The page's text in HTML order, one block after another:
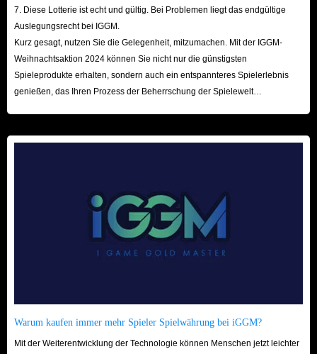
Bestellungen kann in 10 Minuten oder weniger ausgeführt werden. Dies
verdanken wir unserem umfangreichen Lagerbestand und unserer
Wenn Sie jetzt sehr daran interessiert sind, heißt IGGM.com Sie jederzeit
willkommen, Chimeraland Cowrie zu kaufen.
7. Diese Lotterie ist echt und gültig. Bei Problemen liegt das endgültige
Auslegungsrecht bei IGGM.
Kurz gesagt, nutzen Sie die Gelegenheit, mitzumachen. Mit der IGGM-
Weihnachtsaktion 2024 können Sie nicht nur die günstigsten
Spieleprodukte erhalten, sondern auch ein entspannteres Spielerlebnis
genießen, das Ihren Prozess der Beherrschung der Spielewelt
Warum kaufen immer mehr Spieler Spielwährung bei iGGM?
Mit der Weiterentwicklung der Technologie können Menschen jetzt leichter